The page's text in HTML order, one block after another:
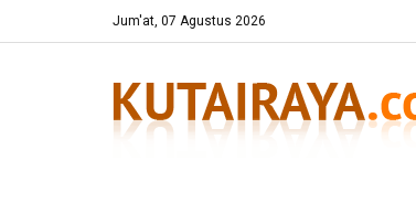
Jum'at, 07 Agustus 2026